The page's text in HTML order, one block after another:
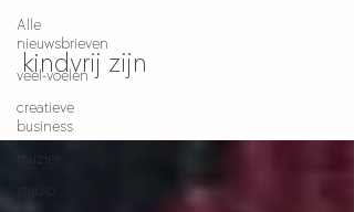
Alle
nieuwsbrieven
veel-voelen
creatieve
business
muziek
kindvrij zijn